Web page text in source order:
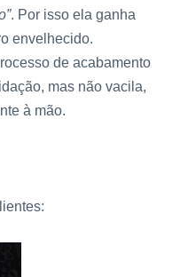
. Por isso ela ganha
envelhecido.
de acabamento
mas não vacila,
à mão.